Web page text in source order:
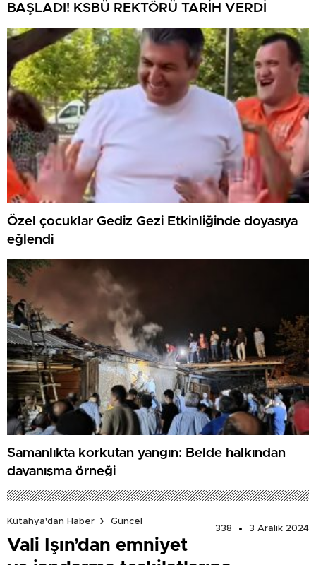
BAŞLADI! KSBÜ REKTÖRÜ TARİH VERDİ
Özel çocuklar Gediz Gezi Etkinliğinde doyasıya
eğlendi
Samanlıkta korkutan yangın: Belde halkından
dayanışma örneği
Kütahya'dan Haber
Güncel
338
3 Aralık 2024
Vali Işın’dan emniyet